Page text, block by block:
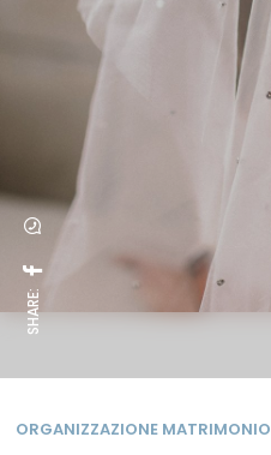
SHARE:
ORGANIZZAZIONE MATRIMONIO